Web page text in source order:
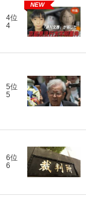
4位
4
NEW
5位
5
6位
6